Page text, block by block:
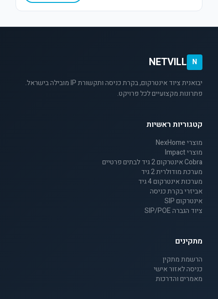
N
NETVILL
יבואנית ציוד אינטרקום, בקרת כניסה ותקשורת IP מובילה בישראל.
פתרונות מקצועיים לכל פרויקט.
קטגוריות ראשיות
מוצרי NexHome
מוצרי Impact
Cobra אינטרקום 2 גיד לבתים פרטיים
מערכת מודולרית 2 גיד
מערכות אינטרקום 4 גיד
אביזרי בקרת כניסה
אינטרקום SIP
ציוד הגברה SIP/POE
מתקינים
הרשמת מתקין
כניסה לאזור אישי
מאמרים והדרכות